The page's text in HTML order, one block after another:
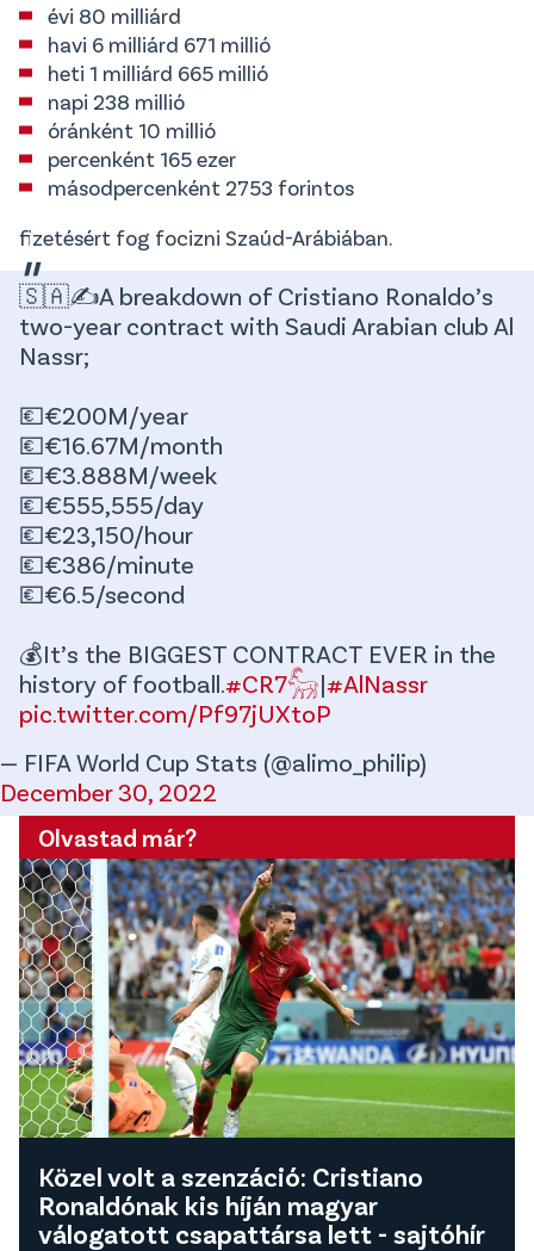
évi 80 milliárd
havi 6 milliárd 671 millió
heti 1 milliárd 665 millió
napi 238 millió
óránként 10 millió
percenként 165 ezer
másodpercenként 2753 forintos
fizetésért fog focizni Szaúd-Arábiában.
🇸🇦✍️A breakdown of Cristiano Ronaldo’s
two-year contract with Saudi Arabian club Al
Nassr;
💶€200M/year
💶€16.67M/month
💶€3.888M/week
💶€555,555/day
💶€23,150/hour
💶€386/minute
💶€6.5/second
💰It’s the BIGGEST CONTRACT EVER in the
history of football. #CR7𓃵|#AlNassr
pic.twitter.com/Pf97jUXtoP
— FIFA World Cup Stats (@alimo_philip)
December 30, 2022
Olvastad már?
Közel volt a szenzáció: Cristiano
Ronaldónak kis híján magyar
válogatott csapattársa lett - sajtóhír